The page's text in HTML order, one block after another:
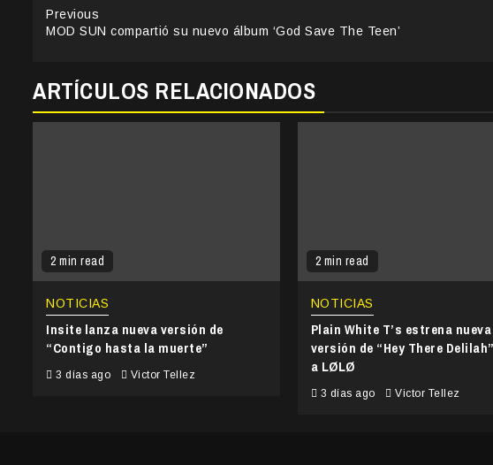
Continue
Reading
Previous
MOD SUN compartió su nuevo álbum ‘God Save The Teen’
ARTÍCULOS RELACIONADOS
2 min read
NOTICIAS
Insite lanza nueva versión de
“Contigo hasta la muerte”
3 días ago Victor Tellez
2 min read
NOTICIAS
Plain White T’s estrena nueva
versión de “Hey There
a LØLØ
3 días ago Victor Tellez